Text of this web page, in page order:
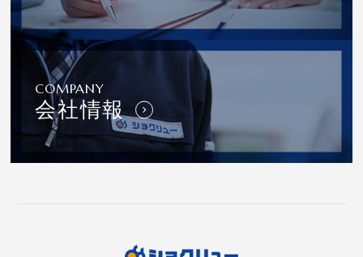
COMPANY
会社情報